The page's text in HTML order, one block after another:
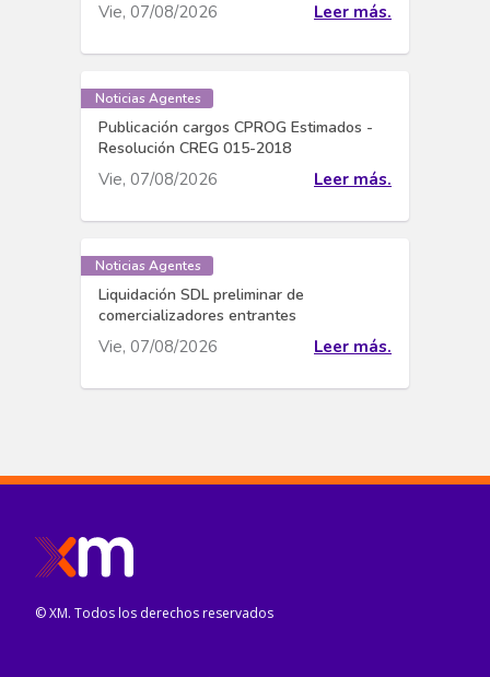
Vie, 07/08/2026 Leer más.
Noticias Agentes
Publicación cargos CPROG Estimados -
Resolución CREG 015-2018
Vie, 07/08/2026 Leer más.
Noticias Agentes
Liquidación SDL preliminar de
comercializadores entrantes
Vie, 07/08/2026 Leer más.
© XM. Todos los derechos reservados